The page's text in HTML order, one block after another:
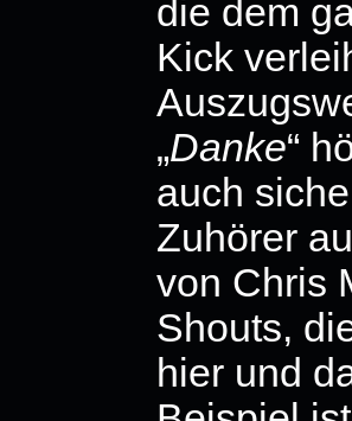
die dem
Kick
„Danke“
auch
Zuhörer
von Chris
Shouts,
hier und